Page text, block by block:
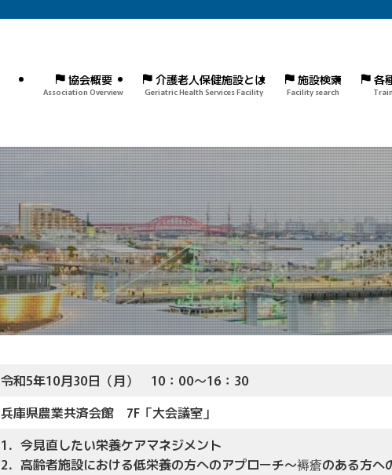
協会概要
Association Overview
介護老人保健施設とは
Geriatric Health Services Facility
施設検索
Facility search
各
令和5年10月30日（月） 10：00～16：30
兵庫県農業共済会館 7F「大会議室」
1．今見直したい栄養ケアマネジメント
2．高齢者施設における低栄養の方へのアプローチ～褥瘡のある方へ